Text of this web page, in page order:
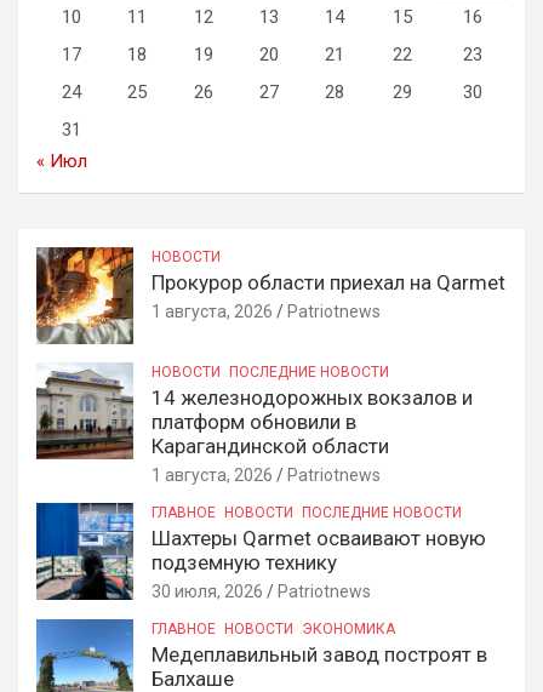
10
11 12 13 14 15
16
17
18 19 20 21 22
23
24
25 26 27 28 29
30
31
« Июл
НОВОСТИ
Прокурор области приехал на Qarmet
1 августа, 2026 Patriotnews
НОВОСТИ ПОСЛЕДНИЕ НОВОСТИ
14 железнодорожных вокзалов и
платформ обновили в
Карагандинской области
1 августа, 2026 Patriotnews
ГЛАВНОЕ НОВОСТИ ПОСЛЕДНИЕ НОВОСТИ
Шахтеры Qarmet осваивают новую
подземную технику
30 июля, 2026 Patriotnews
ГЛАВНОЕ НОВОСТИ ЭКОНОМИКА
Медеплавильный завод построят в
Балхаше